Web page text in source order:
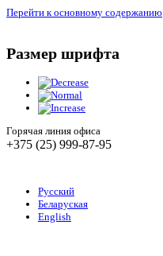
Перейти к основному содержанию
Размер шрифта
Горячая линия офиса
+375 (25) 999-87-95
Русский
Беларуская
English